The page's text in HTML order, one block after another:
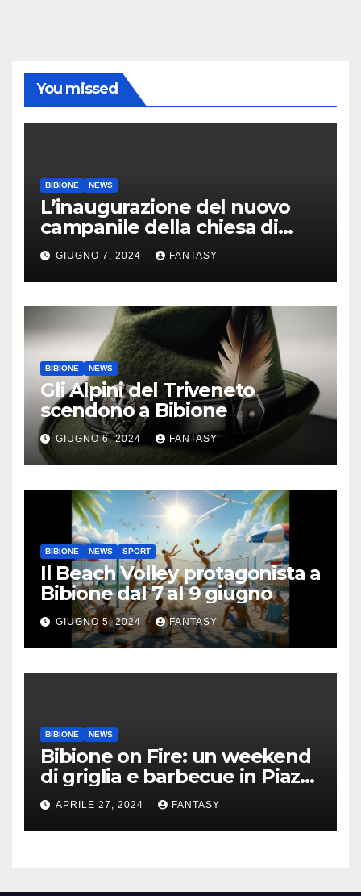
You missed
BIBIONE NEWS
L’inaugurazione del nuovo
campanile della chiesa di
Santa Maria Assunta di
Bibione
GIUGNO 7, 2024 FANTASY
BIBIONE NEWS
Gli Alpini del Triveneto
scendono a Bibione
GIUGNO 6, 2024 FANTASY
BIBIONE NEWS SPORT
Il Beach Volley protagonista a
Bibione dal 7 al 9 giugno
GIUGNO 5, 2024 FANTASY
BIBIONE NEWS
Bibione on Fire: un weekend
di griglia e barbecue in Piazza
Treviso
APRILE 27, 2024 FANTASY